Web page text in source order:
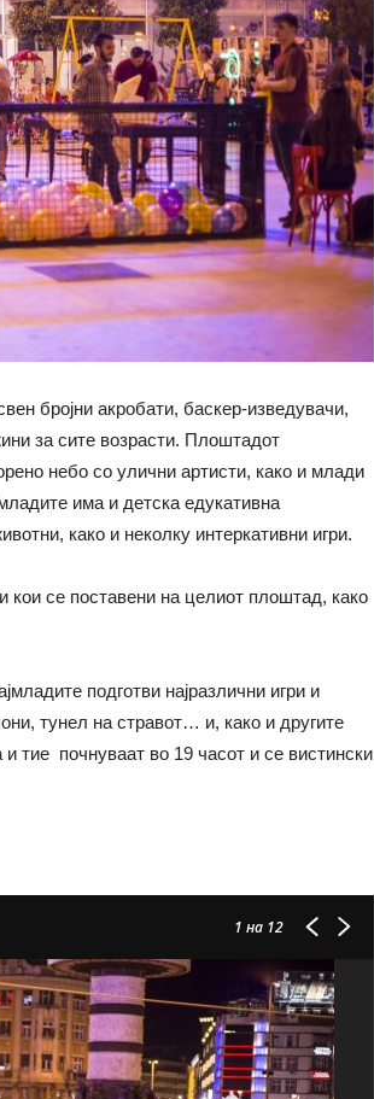
бројни акробати, баскер-изведувачи,
за сите возрасти. Плоштадот
небо со улични артисти, како и млади
има и детска едукативна
како и неколку интеркативни игри.
кои се поставени на целиот плоштад, како
подготви најразлични игри и
тунел на стравот… и, како и другите
тие почнуваат во 19 часот и се вистински
1 на 12